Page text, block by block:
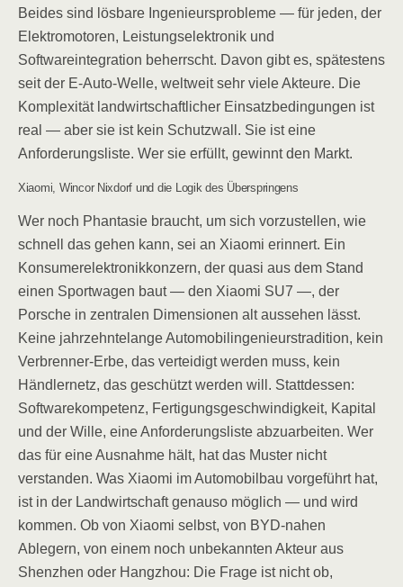
Beides sind lösbare Ingenieursprobleme — für jeden, der
Elektromotoren, Leistungselektronik und
Softwareintegration beherrscht. Davon gibt es, spätestens
seit der E-Auto-Welle, weltweit sehr viele Akteure. Die
Komplexität landwirtschaftlicher Einsatzbedingungen ist
real — aber sie ist kein Schutzwall. Sie ist eine
Anforderungsliste. Wer sie erfüllt, gewinnt den Markt.
Xiaomi, Wincor Nixdorf und die Logik des Überspringens
Wer noch Phantasie braucht, um sich vorzustellen, wie
schnell das gehen kann, sei an Xiaomi erinnert. Ein
Konsumerelektronikkonzern, der quasi aus dem Stand
einen Sportwagen baut — den Xiaomi SU7 —, der
Porsche in zentralen Dimensionen alt aussehen lässt.
Keine jahrzehntelange Automobilingenieurstradition, kein
Verbrenner-Erbe, das verteidigt werden muss, kein
Händlernetz, das geschützt werden will. Stattdessen:
Softwarekompetenz, Fertigungsgeschwindigkeit, Kapital
und der Wille, eine Anforderungsliste abzuarbeiten. Wer
das für eine Ausnahme hält, hat das Muster nicht
verstanden. Was Xiaomi im Automobilbau vorgeführt hat,
ist in der Landwirtschaft genauso möglich — und wird
kommen. Ob von Xiaomi selbst, von BYD-nahen
Ablegern, von einem noch unbekannten Akteur aus
Shenzhen oder Hangzhou: Die Frage ist nicht ob,